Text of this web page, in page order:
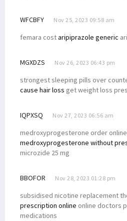
WFCBFY Nov 25, 2023 09:58 am
femara costaripiprazole generic
MGXDZS Nov 26, 2023 06:43 pm
strongest sleeping pills over
cause hair loss get weight loss
IQPXSQ Nov 27, 2023 06:56 am
medroxyprogesterone order online
medroxyprogesterone without
microzide 25 mg
BBOFOR Nov 28, 2023 01:28 pm
subsidised nicotine replacement
prescription online online doctors
medications